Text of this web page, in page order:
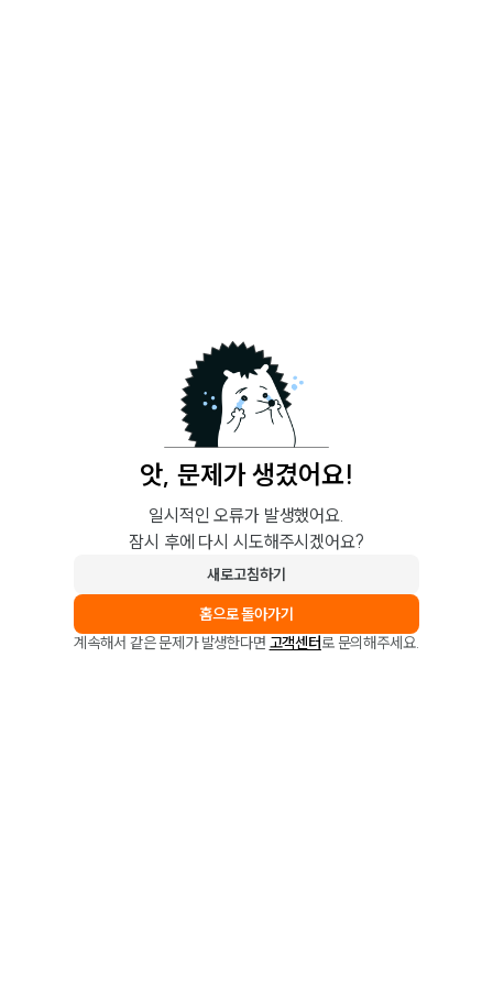
앗, 문제가 생겼어요!
일시적인 오류가 발생했어요.
잠시 후에 다시 시도해주시겠어요?
새로고침하기
홈으로 돌아가기
계속해서 같은 문제가 발생한다면 고객센터로 문의해주세요.